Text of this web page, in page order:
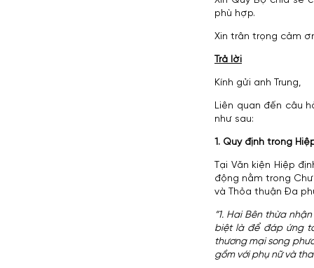
phù hợp.
Xin trân trọng cảm
Trả lời
Kính gửi anh Trung,
Liên quan đến câu
như sau:
1. Quy định trong
Tại Văn kiện Hiệp
động nằm trong
và Thỏa thuận Đa
“1. Hai Bên thừa
biệt là để đáp ứng
thương mại song
gồm với phụ nữ và